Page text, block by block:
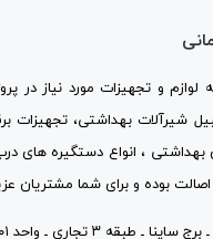
و تجهیزات مورد نیاز در
شیرآلات بهداشتی، تجهیزات
، انواع دستگیره های
بوده و برای شما مشتریان
۳ تجاری ـ واحد ۳۰۱